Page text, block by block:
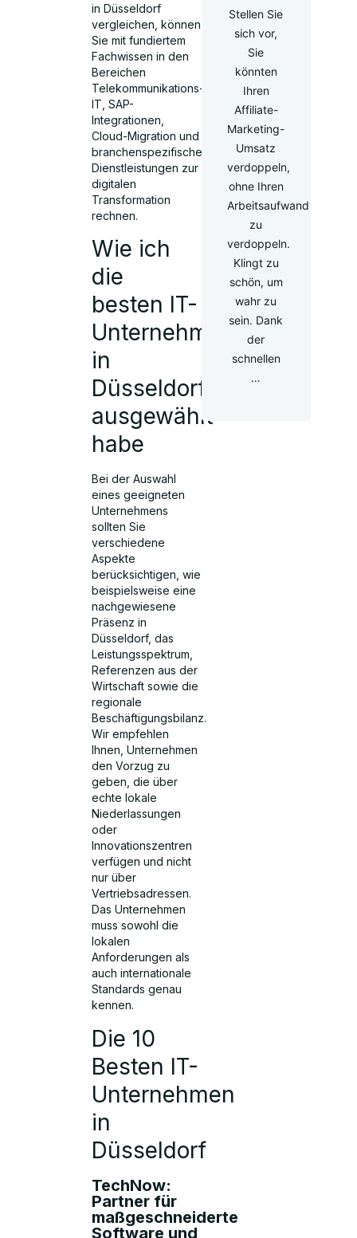
in Düsseldorf
vergleichen, können
Sie mit fundiertem
Fachwissen in den
Bereichen
Telekommunikations-
IT, SAP-
Integrationen,
Cloud-Migration und
branchenspezifische
Dienstleistungen zur
digitalen
Transformation
rechnen.
Wie ich
die
besten IT-
Unternehmen
in
Düsseldorf
ausgewählt
habe
Bei der Auswahl
eines geeigneten
Unternehmens
sollten Sie
verschiedene
Aspekte
berücksichtigen, wie
beispielsweise eine
nachgewiesene
Präsenz in
Düsseldorf, das
Leistungsspektrum,
Referenzen aus der
Wirtschaft sowie die
regionale
Beschäftigungsbilanz.
Wir empfehlen
Ihnen, Unternehmen
den Vorzug zu
geben, die über
echte lokale
Niederlassungen
oder
Innovationszentren
verfügen und nicht
nur über
Vertriebsadressen.
Das Unternehmen
muss sowohl die
lokalen
Anforderungen als
auch internationale
Standards genau
kennen.
Die 10
Besten IT-
Unternehmen
in
Düsseldorf
TechNow:
Partner für
maßgeschneiderte
Software und
Stellen Sie
sich vor,
Sie
könnten
Ihren
Affiliate-
Marketing-
Umsatz
verdoppeln,
ohne Ihren
Arbeitsaufwand
zu
verdoppeln.
Klingt zu
schön, um
wahr zu
sein. Dank
der
schnellen
…